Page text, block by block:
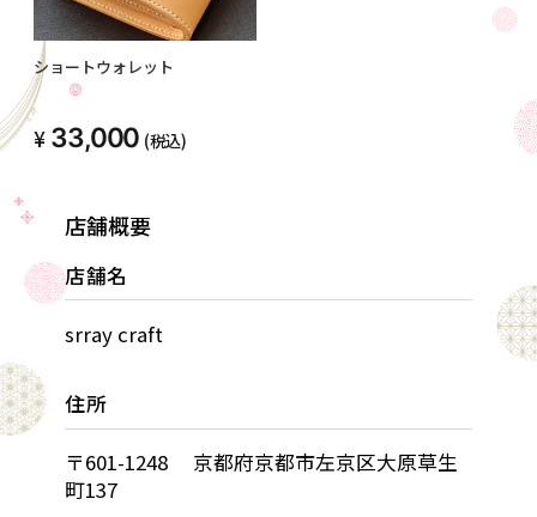
ショートウォレット
33,000 (税込)
店舗概要
店舗名
srray craft
住所
〒601-1248 京都府京都市左京区大原草生
町137